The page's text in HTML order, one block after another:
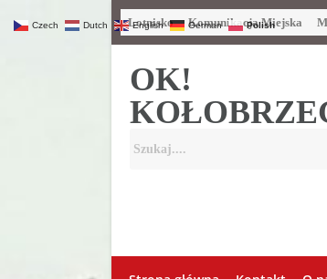
Lotnisko Komunikacja Miejska
OK!
Czech Dutch English German Polish